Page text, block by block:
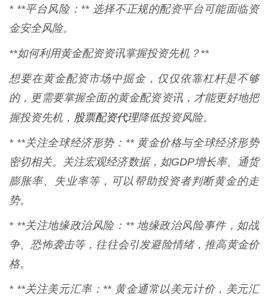
* **平台风险：** 选择不正规的配资平台可能面临资
金安全风险。
**如何利用黄金配资资讯掌握投资先机？**
想要在黄金配资市场中掘金，仅仅依靠杠杆是不够
的，更需要掌握全面的黄金配资资讯，才能更好地把
握投资先机， 股票配资代理降低投资风险。
* **关注全球经济形势：** 黄金价格与全球经济形势
密切相关。关注宏观经济数据，如GDP增长率、通货
膨胀率、失业率等，可以帮助投资者判断黄金的走
势。
* **关注地缘政治风险：** 地缘政治风险事件，如战
争、恐怖袭击等，往往会引发避险情绪，推高黄金价
格。
* **关注美元汇率：** 黄金通常以美元计价，美元汇